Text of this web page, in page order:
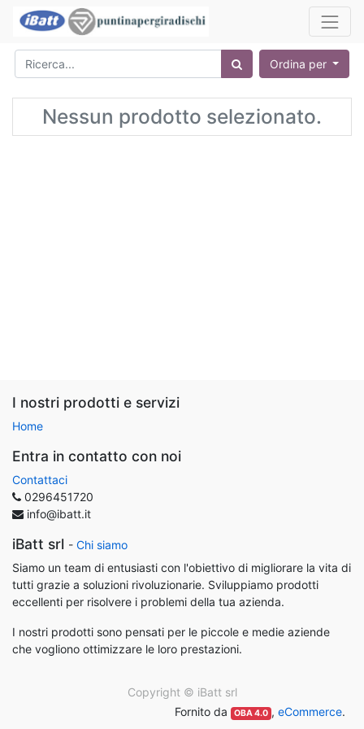
Ordina per
Nessun prodotto selezionato.
I nostri prodotti e servizi
Home
Entra in contatto con noi
Contattaci
0296451720
info@ibatt.it
iBatt srl - Chi siamo
Siamo un team di entusiasti con l'obiettivo di migliorare la vita di
tutti grazie a soluzioni rivoluzionarie. Sviluppiamo prodotti
eccellenti per risolvere i problemi della tua azienda.
I nostri prodotti sono pensati per le piccole e medie aziende
che vogliono ottimizzare le loro prestazioni.
Copyright © iBatt srl
Fornito da
OBA 4.0 , eCommerce.